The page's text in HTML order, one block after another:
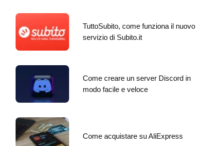
TuttoSubito, come funziona il nuovo
servizio di Subito.it
Come creare un server Discord in
modo facile e veloce
Come acquistare su AliExpress